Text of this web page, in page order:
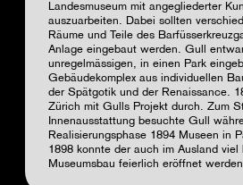
Landesmuseum mit angegliederter
auszuarbeiten. Dabei sollten
Räume und Teile des
Anlage eingebaut werden. Gull
unregelmässigen, in einen Park
Gebäudekomplex aus individuellen
der Spätgotik und der Renaissance.
Zürich mit Gulls Projekt durch. Zum
Innenausstattung besuchte Gull
Realisierungsphase 1894 Museen in
1898 konnte der auch im Ausland viel
Museumsbau feierlich eröffnet